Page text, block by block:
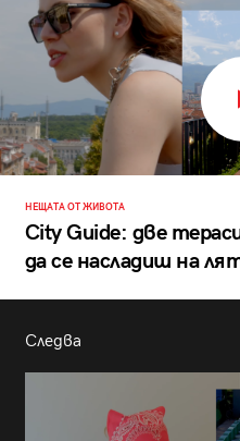
НЕЩАТА ОТ ЖИВОТА
City Guide: две
да се насладиш на
Следва